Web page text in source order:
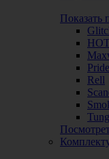
Показать
Pride
Rell